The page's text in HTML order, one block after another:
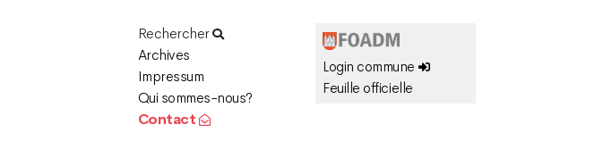
Rechercher
Archives
Impressum
Qui sommes-nous?
Contact
Login commune
Feuille officielle